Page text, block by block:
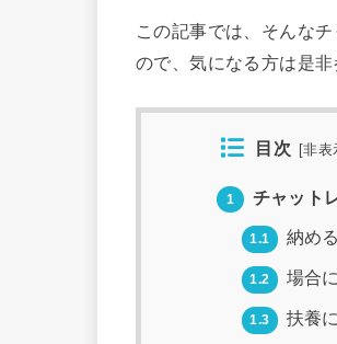
この記事では、そんな
ので、気になる方は是非
目次 [非表
1 チャット
1.1 納め
1.2 場合
1.3 扶養